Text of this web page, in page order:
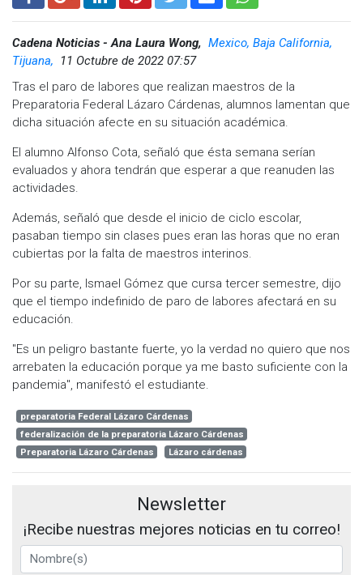
Cadena Noticias - Ana Laura Wong, Mexico, Baja California,
Tijuana,
11 Octubre de 2022 07:57
Tras el paro de labores que realizan maestros de la
Preparatoria Federal Lázaro Cárdenas, alumnos lamentan que
dicha situación afecte en su situación académica.
El alumno Alfonso Cota, señaló que ésta semana serían
evaluados y ahora tendrán que esperar a que reanuden las
actividades.
Además, señaló que desde el inicio de ciclo escolar,
pasaban tiempo sin clases pues eran las horas que no eran
cubiertas por la falta de maestros interinos.
Por su parte, Ismael Gómez que cursa tercer semestre, dijo
que el tiempo indefinido de paro de labores afectará en su
educación.
"Es un peligro bastante fuerte, yo la verdad no quiero que nos
arrebaten la educación porque ya me basto suficiente con la
pandemia", manifestó el estudiante.
preparatoria Federal Lázaro Cárdenas
federalización de la preparatoria Lázaro Cárdenas
Preparatoria Lázaro Cárdenas
Lázaro cárdenas
Newsletter
¡Recibe nuestras mejores noticias en tu correo!